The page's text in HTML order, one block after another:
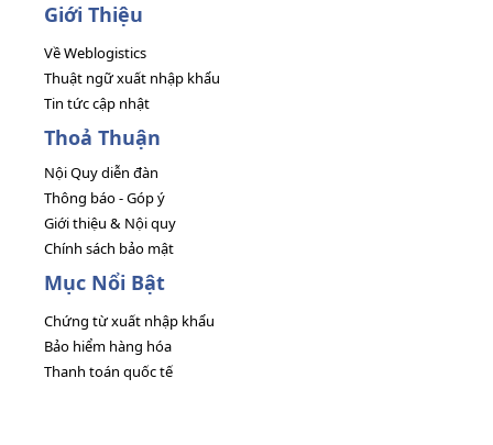
Giới Thiệu
Về Weblogistics
Thuật ngữ xuất nhập khẩu
Tin tức cập nhật
Thoả Thuận
Nội Quy diễn đàn
Thông báo - Góp ý
Giới thiệu & Nội quy
Chính sách bảo mật
Mục Nổi Bật
Chứng từ xuất nhập khẩu
Bảo hiểm hàng hóa
Thanh toán quốc tế